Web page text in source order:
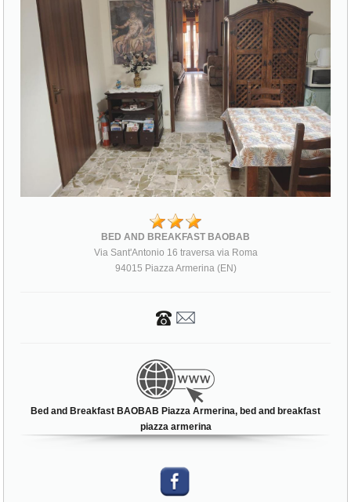
Via Sant'Antonio 16 traversa via Roma
94015 Piazza Armerina (EN)
Bed and Breakfast BAOBAB Piazza Armerina, bed and breakfast
piazza armerina